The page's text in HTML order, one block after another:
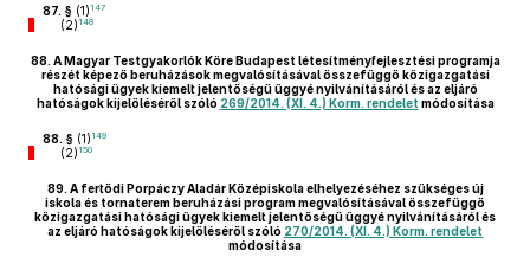
87. § (1) 147
(2) 148
88. A Magyar Testgyakorlók Köre Budapest létesítményfejlesztési programja
részét képező beruházások megvalósításával összefüggő közigazgatási
hatósági ügyek kiemelt jelentőségű üggyé nyilvánításáról és az eljáró
hatóságok kijelöléséről szóló 269/2014. (XI. 4.) Korm. rendelet módosítása
88. § (1) 149
(2) 150
89. A fertődi Porpáczy Aladár Középiskola elhelyezéséhez szükséges új
iskola és tornaterem beruházási program megvalósításával összefüggő
közigazgatási hatósági ügyek kiemelt jelentőségű üggyé nyilvánításáról és
az eljáró hatóságok kijelöléséről szóló 270/2014. (XI. 4.) Korm. rendelet
módosítása